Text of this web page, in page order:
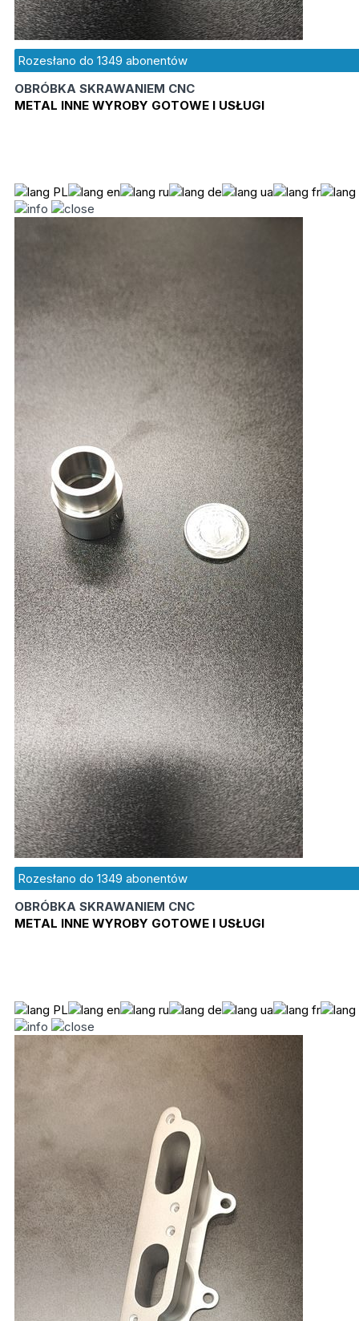
Rozesłano do 1349 abonentów
OBRÓBKA SKRAWANIEM CNC
METAL INNE WYROBY GOTOWE I USŁUGI
Rozesłano do 1349 abonentów
OBRÓBKA SKRAWANIEM CNC
METAL INNE WYROBY GOTOWE I USŁUGI